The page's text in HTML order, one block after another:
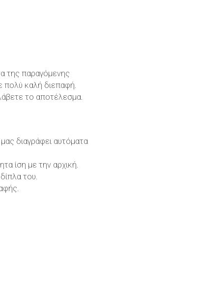
της παραγόμενης
πολύ καλή διεπαφή.
το αποτέλεσμα.
διαγράφει αυτόματα
ίση με την αρχική.
του.